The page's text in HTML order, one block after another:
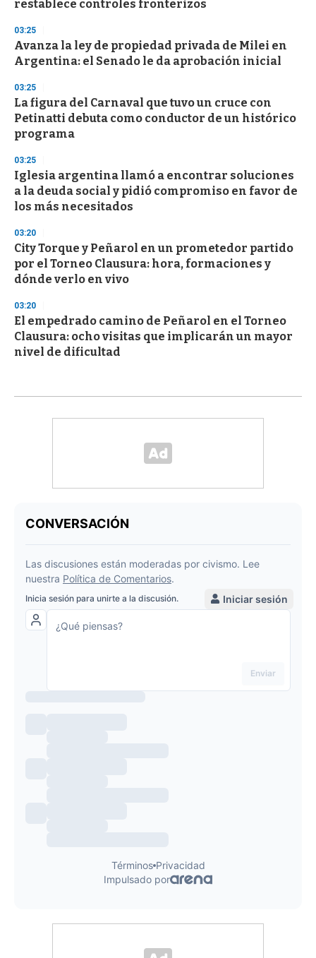
restablece controles fronterizos
03:25
Avanza la ley de propiedad privada de Milei en
Argentina: el Senado le da aprobación inicial
03:25
La figura del Carnaval que tuvo un cruce con
Petinatti debuta como conductor de un histórico
programa
03:25
Iglesia argentina llamó a encontrar soluciones
a la deuda social y pidió compromiso en favor de
los más necesitados
03:20
City Torque y Peñarol en un prometedor partido
por el Torneo Clausura: hora, formaciones y
dónde verlo en vivo
03:20
El empedrado camino de Peñarol en el Torneo
Clausura: ocho visitas que implicarán un mayor
nivel de dificultad